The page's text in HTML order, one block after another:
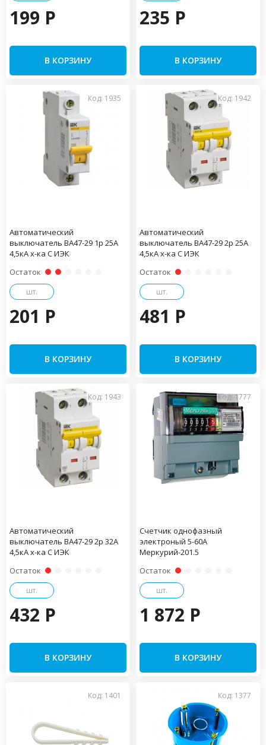
199 P
В КОРЗИНУ
235 P
В КОРЗИНУ
Код: 1935
Автоматический
выключатель ВА47-29 1р 25А
4,5кА х-ка С ИЭК
Остаток
шт.
201 P
В КОРЗИНУ
Код: 1942
Автоматический
выключатель ВА47-29 2р 25А
4,5кА х-ка С ИЭК
Остаток
шт.
481 P
В КОРЗИНУ
Код: 1943
Автоматический
выключатель ВА47-29 2р 32А
4,5кА х-ка С ИЭК
Остаток
шт.
432 P
В КОРЗИНУ
Код: 1777
Счетчик однофазный
электроный 5-60А
Меркурий-201.5
Остаток
шт.
1 872 P
В КОРЗИНУ
Код: 1401 Код: 1377